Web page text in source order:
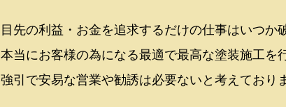
目先の利益・お金を追求するだけの仕事はいつか
本当にお客様の為になる最適で最高な塗装施工を
強引で安易な営業や勧誘は必要ないと考えており